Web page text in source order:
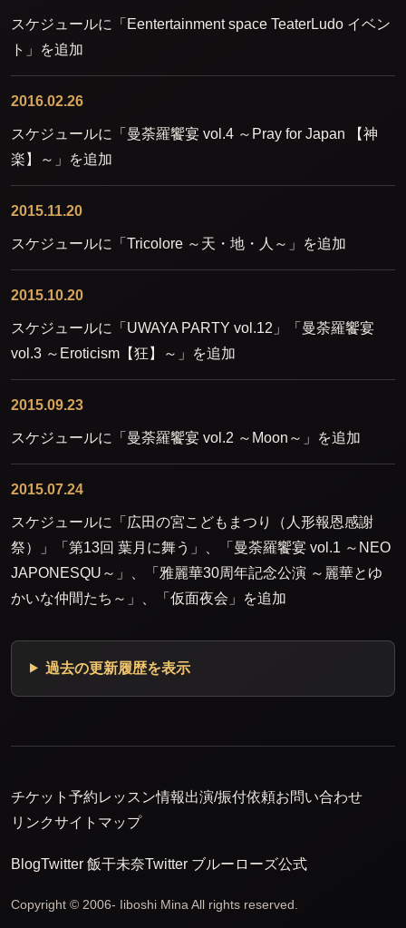
スケジュールに「Eentertainment space TeaterLudo イベン
ト」を追加
2016.02.26
スケジュールに「曼荼羅饗宴 vol.4 ～Pray for Japan 【神
楽】～」を追加
2015.11.20
スケジュールに「Tricolore ～天・地・人～」を追加
2015.10.20
スケジュールに「UWAYA PARTY vol.12」「曼荼羅饗宴
vol.3 ～Eroticism【狂】～」を追加
2015.09.23
スケジュールに「曼荼羅饗宴 vol.2 ～Moon～」を追加
2015.07.24
スケジュールに「広田の宮こどもまつり（人形報恩感謝
祭）」「第13回 葉月に舞う」、「曼荼羅饗宴 vol.1 ～NEO
JAPONESQU～」、「雅麗華30周年記念公演 ～麗華とゆ
かいな仲間たち～」、「仮面夜会」を追加
過去の更新履歴を表示
チケット予約レッスン情報出演/振付依頼お問い合わせ
リンクサイトマップ
BlogTwitter 飯干未奈Twitter ブルーローズ公式
Copyright © 2006- Iiboshi Mina All rights reserved.